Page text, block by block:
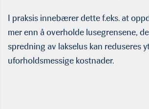
I praksis innebærer dette f.eks. at
mer enn å overholde lusegrensene,
spredning av lakselus kan reduseres
uforholdsmessige kostnader.